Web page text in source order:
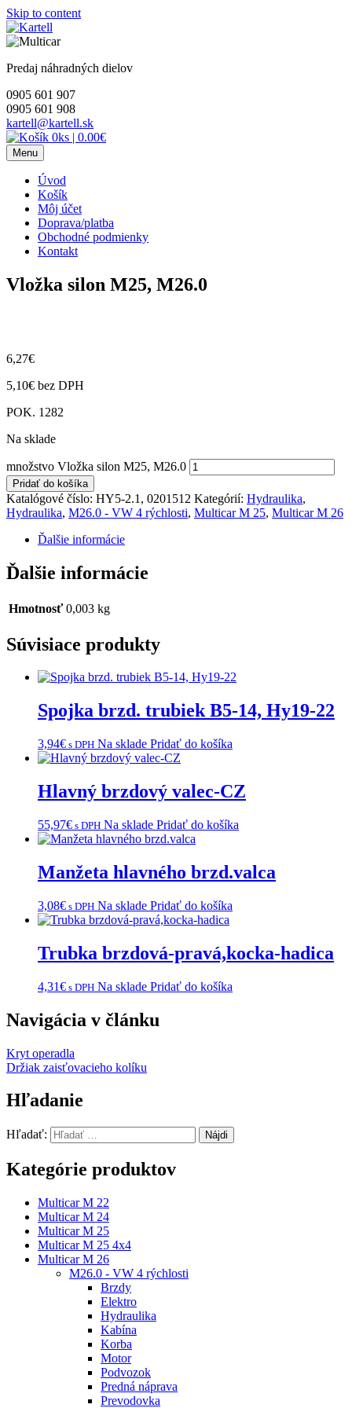
Skip to content
Predaj náhradných dielov
0905 601 907
0905 601 908
kartell@kartell.sk
0ks | 0.00€
Menu
Úvod
Košík
Môj účet
Doprava/platba
Obchodné podmienky
Kontakt
Vložka silon M25, M26.0
6,27€
5,10€ bez DPH
POK. 1282
Na sklade
množstvo Vložka silon M25, M26.0
Pridať do košíka
Katalógové číslo: HY5-2.1, 0201512 Kategórií: Hydraulika,
Hydraulika, M26.0 - VW 4 rýchlosti, Multicar M 25, Multicar M 26
Ďalšie informácie
Ďalšie informácie
Hmotnosť 0,003 kg
Súvisiace produkty
Spojka brzd. trubiek B5-14, Hy19-22
3,94€ s DPH Na sklade Pridať do košíka
Hlavný brzdový valec-CZ
55,97€ s DPH Na sklade Pridať do košíka
Manžeta hlavného brzd.valca
3,08€ s DPH Na sklade Pridať do košíka
Trubka brzdová-pravá,kocka-hadica
4,31€ s DPH Na sklade Pridať do košíka
Navigácia v článku
Kryt operadla
Držiak zaisťovacieho kolíku
Hľadanie
Hľadať:
Kategórie produktov
Multicar M 22
Multicar M 24
Multicar M 25
Multicar M 25 4x4
Multicar M 26
M26.0 - VW 4 rýchlosti
Brzdy
Elektro
Hydraulika
Kabína
Korba
Motor
Podvozok
Predná náprava
Prevodovka